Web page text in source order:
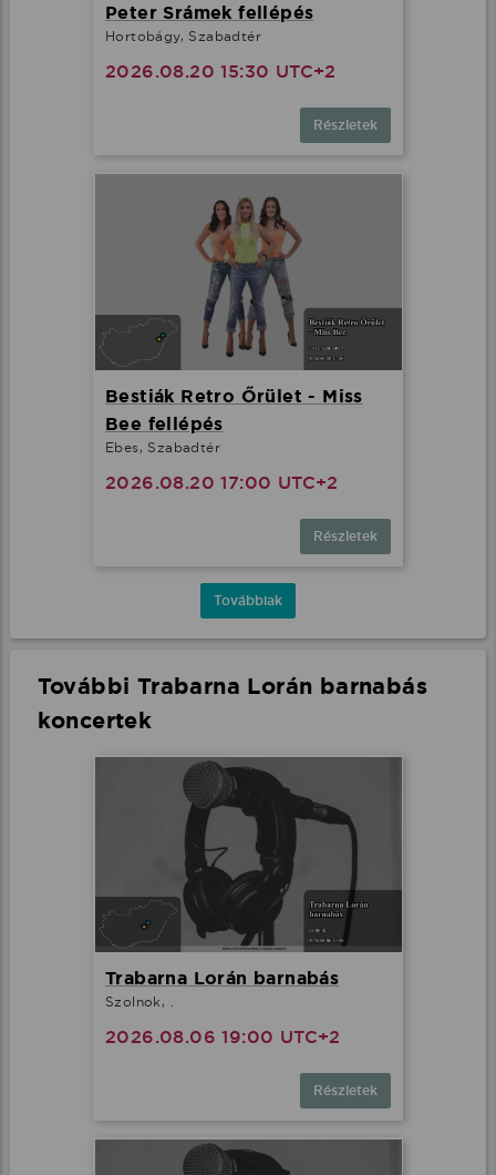
Peter Srámek fellépés
Hortobágy, Szabadtér
2026.08.20 15:30 UTC+2
Részletek
Bestiák Retro Őrület - Miss
Bee fellépés
Ebes, Szabadtér
2026.08.20 17:00 UTC+2
Részletek
Továbbiak
További Trabarna Lorán barnabás
koncertek
Trabarna Lorán barnabás
Szolnok, .
2026.08.06 19:00 UTC+2
Részletek